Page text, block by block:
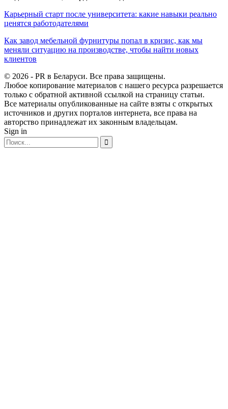
Карьерный старт после университета: какие навыки реально
ценятся работодателями
Как завод мебельной фурнитуры попал в кризис, как мы
меняли ситуацию на производстве, чтобы найти новых
клиентов
© 2026 - PR в Беларуси. Все права защищены.
Любое копирование материалов с нашего ресурса разрешается
только с обратной активной ссылкой на страницу статьи.
Все материалы опубликованные на сайте взяты с открытых
источников и других порталов интернета, все права на
авторство принадлежат их законным владельцам.
Sign in